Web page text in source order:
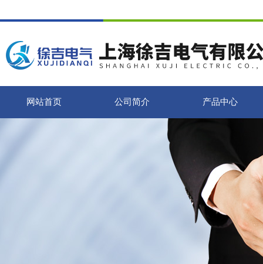
网站首页 公司简介 产品中心